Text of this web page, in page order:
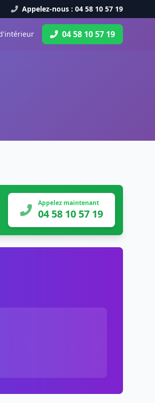
Appelez-nous : 04 58 10 57 19
04 58 10 57 19
Appelez maintenant
04 58 10 57 19